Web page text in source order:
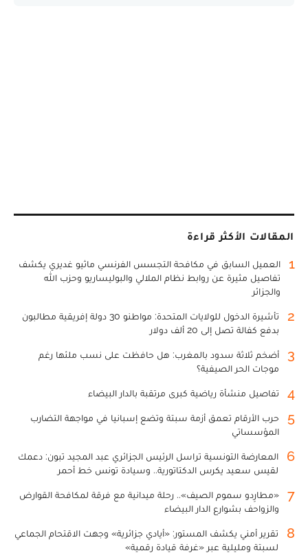
المقالات الأكثر قراءة
1
العميل السابق في مكافحة التجسس الفرنسي ماثيو غديري يكشف
تفاصيل مثيرة عن روابط نظام الملالي والبوليساريو وحزب الله
والجزائر
2
تأشيرة الدخول للولايات المتحدة: مواطنو 30 دولة إفريقية مطالبون
بدفع كفالة تصل إلى 20 ألف دولار
3
أضخم ثلاثة سدود بالمغرب: هل حافظت على نسب ملئها رغم
موجات الحر الصيفية؟
4 تفاصيل منشأة رياضية كبرى مرتقبة بالدار البيضاء
5
حرب الأرقام تعمق أزمة سبتة وتضع إسبانيا في مواجهة التضارب
المؤسساتي
6
المعارضة التونسية تراسل الرئيس الجزائري عبد المجيد تبون: دعمك
لقيس سعيد يكرس الدكتاتورية.. وسيادة تونس خط أحمر
7
«مطارِدو سموم الصيف».. رحلة ميدانية مع فرقة لمكافحة القوارض
والزواحف بشوارع الدار البيضاء
8
تقرير أمني يكشف المستور: «أيادي جزائرية» وجهت الاقتحام الجماعي
لسبتة ومليلية عبر «غرفة قيادة رقمية»